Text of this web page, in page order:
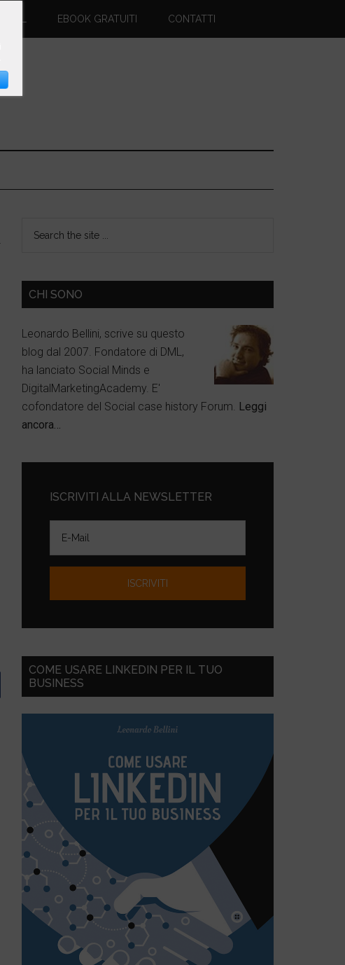
EBOOK GRATUITI CONTATTI
CHI SONO
Leonardo Bellini, scrive su questo
blog dal 2007. Fondatore di DML,
ha lanciato Social Minds e
DigitalMarketingAcademy. E'
cofondatore del Social case history Forum. Leggi
ancora…
ISCRIVITI ALLA NEWSLETTER
COME USARE LINKEDIN PER IL TUO
BUSINESS